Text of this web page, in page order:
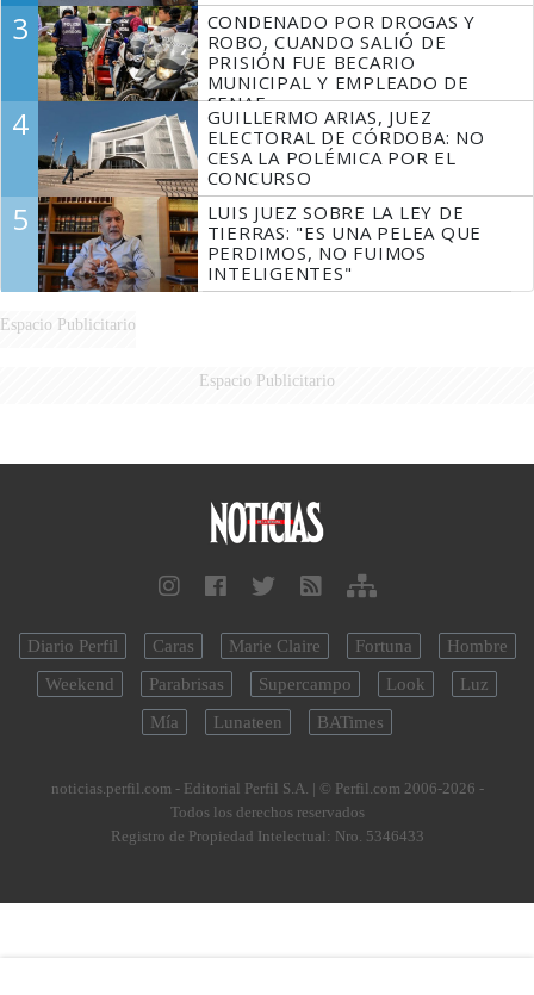
3
CONDENADO POR DROGAS Y
ROBO, CUANDO SALIÓ DE
PRISIÓN FUE BECARIO
MUNICIPAL Y EMPLEADO DE
SENAF
4
GUILLERMO ARIAS, JUEZ
ELECTORAL DE CÓRDOBA: NO
CESA LA POLÉMICA POR EL
CONCURSO
5
LUIS JUEZ SOBRE LA LEY DE
TIERRAS: "ES UNA PELEA QUE
PERDIMOS, NO FUIMOS
INTELIGENTES"
Espacio Publicitario
Espacio Publicitario
Diario Perfil Caras Marie Claire Fortuna
Hombre
Weekend
Parabrisas Supercampo Look
Luz
Mía
Lunateen BATimes
noticias.perfil.com - Editorial Perfil S.A. | © Perfil.com 2006-2026 -
Todos los derechos reservados
Registro de Propiedad Intelectual: Nro. 5346433